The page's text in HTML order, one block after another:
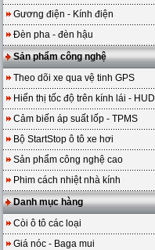
Gương điện - Kính điện
Đèn pha - đèn hậu
Sản phẩm công nghệ
Theo dõi xe qua vệ tinh GPS
Hiển thị tốc độ trên kính lái - HUD
Cảm biến áp suất lốp - TPMS
Bộ StartStop ô tô xe hơi
Sản phẩm công nghệ cao
Phim cách nhiệt nhà kính
Danh mục hàng
Còi ô tô các loại
Giá nóc - Baga mui